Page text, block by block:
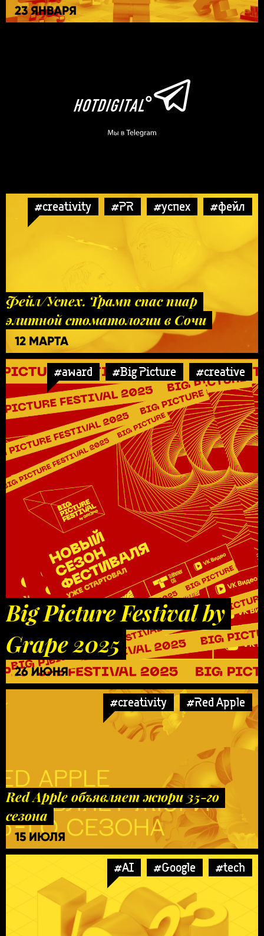
23 ЯНВАРЯ
#creativity #PR #успех #фейл
Фейл/Успех. Трамп спас пиар
элитной стоматологии в Сочи
12 МАРТА
#award #Big Picture #creative
Big Picture Festival by
Grape 2025
26 ИЮНЯ
#creativity #Red Apple
Red Apple объявляет жюри 35-го
сезона
15 ИЮЛЯ
#AI #Google #tech